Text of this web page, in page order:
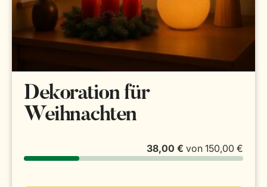
Dekoration für
Weihnachten
38,00 € von 150,00 €